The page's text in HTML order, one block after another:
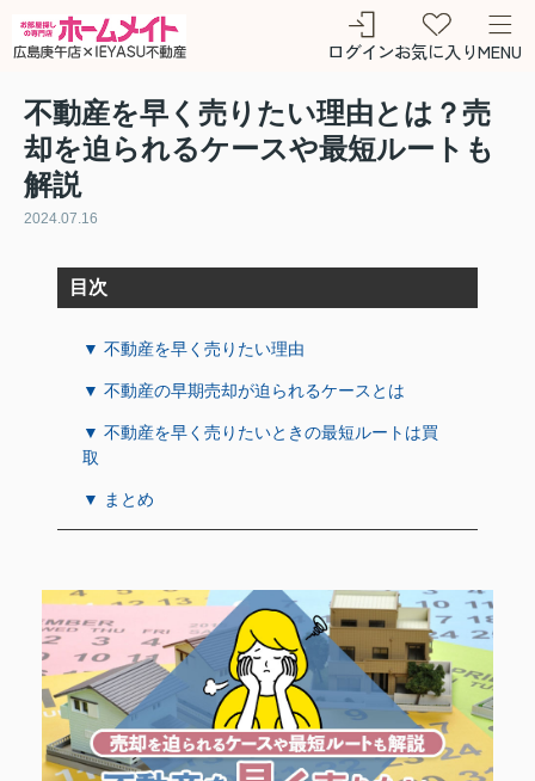
ログインお気に入りMENU
不動産を早く売りたい理由とは？売
却を迫られるケースや最短ルートも
解説
2024.07.16
目次
▼ 不動産を早く売りたい理由
▼ 不動産の早期売却が迫られるケースとは
▼ 不動産を早く売りたいときの最短ルートは買
取
▼ まとめ